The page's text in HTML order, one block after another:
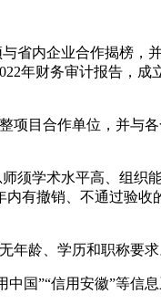
省内企业合作揭榜，
年财务审计报告，成
目合作单位，并与
须学术水平高、组织
有撤销、不通过验
年龄、学历和职称要求
国”“信用安徽”等信息